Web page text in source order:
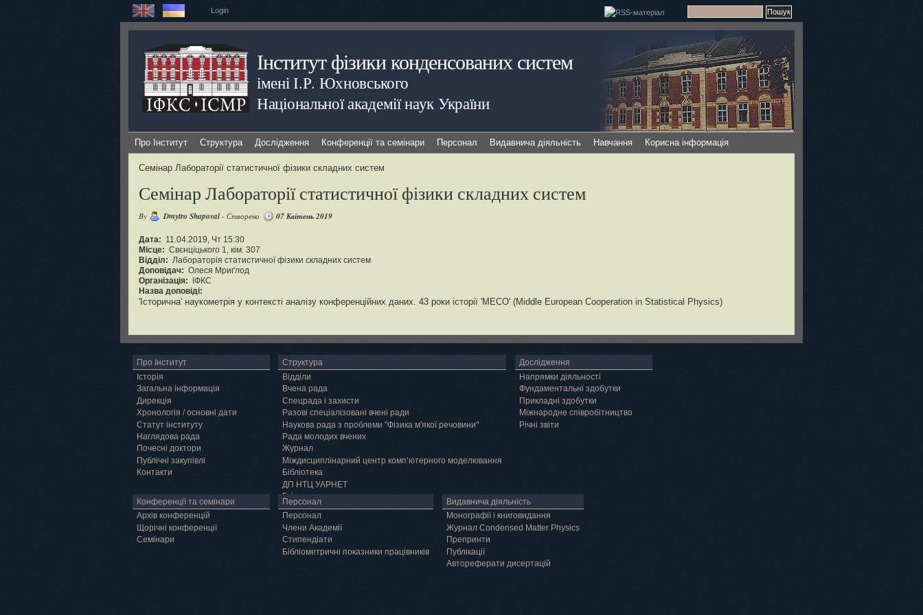
Login
Інститут фізики конденсованих систем
імені І.Р. Юхновського
Національної академії наук України
Про Інститут Структура Дослідження Конференції та семінари Персонал Видавнича діяльність Навчання Корисна інформація
Семінар Лабораторії статистичної фізики складних систем
Семінар Лабораторії статистичної фізики складних систем
By Dmytro Shapoval- Створено 07 Квітень 2019
Дата: 11.04.2019, Чт 15:30
Місце: Свєнціцького 1, кім. 307
Відділ: Лабораторія статистичної фізики складних систем
Доповідач: Олеся Мриґлод
Організація:
ІФКС
Назва доповіді:
'Історична' наукометрія у контексті аналізу конференційних даних. 43 роки історії 'MECO' (Middle European Cooperation in Statistical Physics)
Про Інститут
Історія
Загальна інформація
Дирекція
Хронологія / основні дати
Статут інституту
Наглядова рада
Почесні доктори
Публічні закупівлі
Контакти
Структура
Відділи
Вчена рада
Спецрада і захисти
Разові спеціалізовані вчені ради
Наукова рада з проблеми "Фізика м'якої речовини"
Рада молодих вчених
Журнал
Міждисциплінарний центр комп’ютерного моделювання
Бібліотека
ДП НТЦ УАРНЕТ
Грід
Дослідження
Напрямки діяльності
Фундаментальні здобутки
Прикладні здобутки
Міжнародне співробітництво
Річні звіти
Конференції та семінари
Архів конференцій
Щорічні конференції
Семінари
Персонал
Персонал
Члени Академії
Cтипендіати
Бібліометричні показники працівників
Видавнича діяльність
Монографії і книговидання
Журнал Condensed Matter Physics
Препринти
Публікації
Автореферати дисертацій